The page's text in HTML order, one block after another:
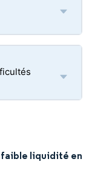
liquidité en